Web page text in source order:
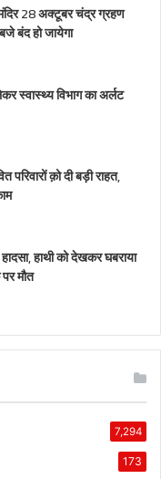
28 अक्टूबर चंद्र ग्रहण
बंद हो जायेगा
स्वास्थ्य विभाग का अर्लट
परिवारों क़ो दी बड़ी राहत,
हाथी को देखकर घबराया
मौत
7,294
173